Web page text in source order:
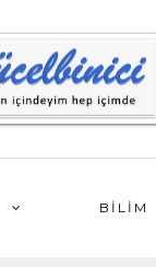
BİLİM